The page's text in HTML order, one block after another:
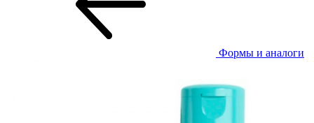
Формы и аналоги